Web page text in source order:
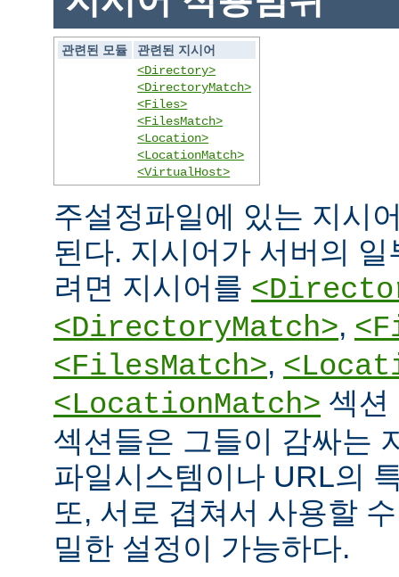
관련된 모듈
관련된 지시어
<Directory>
<DirectoryMatch>
<Files>
<FilesMatch>
<Location>
<LocationMatch>
<VirtualHost>
주설정파일에 있는 지시
된다. 지시어가 서버의
려면 지시어를
<DirectoryMatch>,
<FilesMatch>,
<LocationMatch> 섹션
섹션들은 그들이 감싸는
파일시스템이나 URL의
또, 서로 겹쳐서 사용할
밀한 설정이 가능하다.